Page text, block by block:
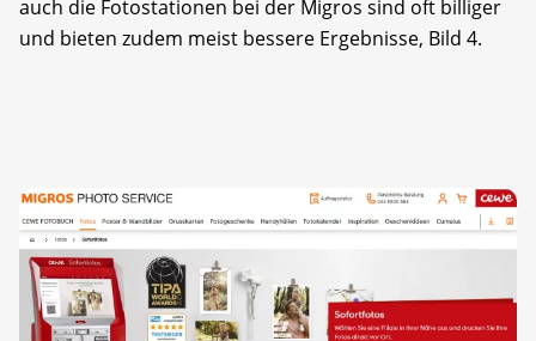
auch die Fotostationen bei der Migros sind oft billiger
und bieten zudem meist bessere Ergebnisse, Bild 4.